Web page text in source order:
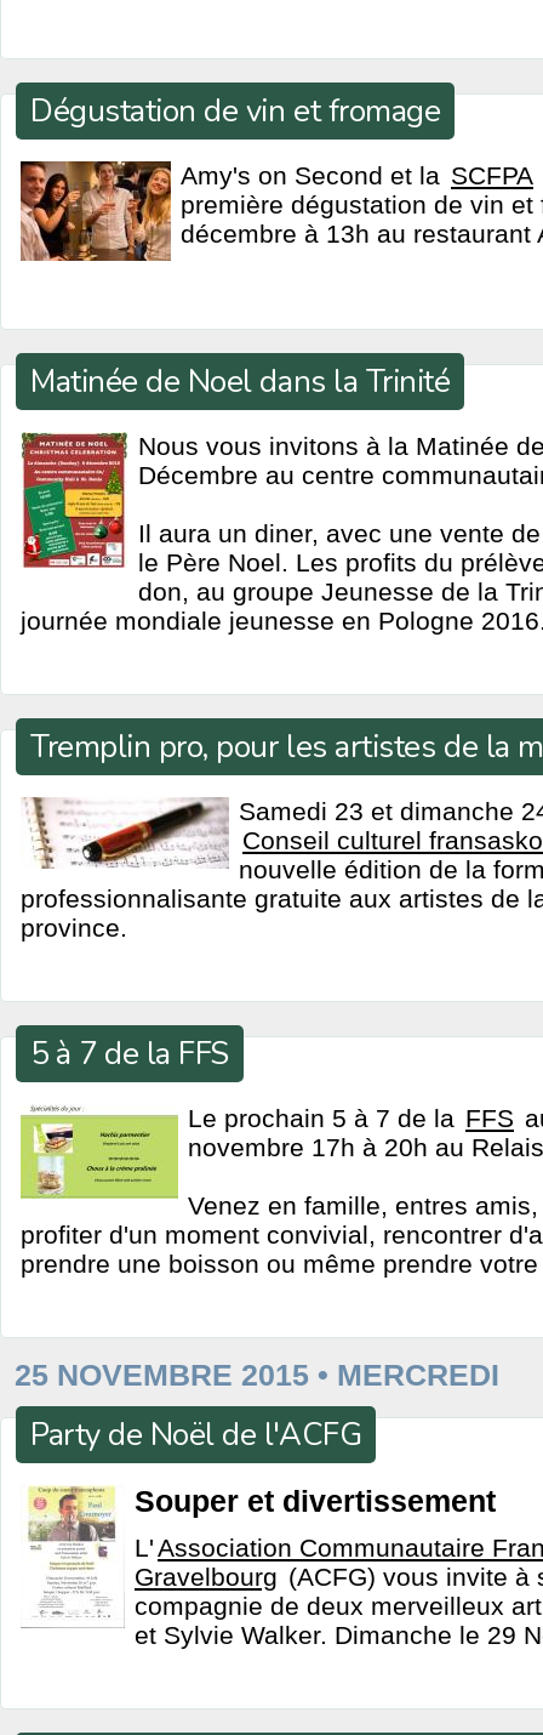
Dégustation de vin et fromage
Amy's on Second et la SCFPA
première dégustation de vin
décembre à 13h au restaurant
Matinée de Noel dans la Trinité
Nous vous invitons à la Matinée
Décembre au centre
Il aura un diner, avec une vente
le Père Noel. Les profits du
don, au groupe Jeunesse de la
journée mondiale jeunesse en Pologne
Tremplin pro, pour les artistes de la
Samedi 23 et dimanche
Conseil culturel
nouvelle édition de la
professionnalisante gratuite aux artistes de
province.
5 à 7 de la FFS
Le prochain 5 à 7 de la FFS
novembre 17h à 20h au
Venez en famille, entres
profiter d'un moment convivial, rencontrer
prendre une boisson ou même prendre
25 NOVEMBRE 2015 • MERCREDI
Party de Noël de l'ACFG
Souper et divertissement
L'Association Communautaire
Gravelbourg (ACFG) vous invite à
compagnie de deux merveilleux
et Sylvie Walker. Dimanche le 29